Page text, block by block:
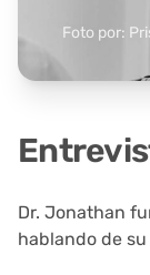
Foto por:
Dr. Jonathan
hablando de